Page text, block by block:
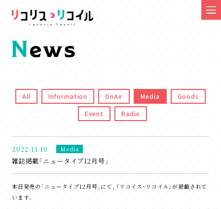
All Information OnAir Media Goods
Event Radio
2022.11.10 Media
雑誌掲載「ニュータイプ12月号」
本日発売の「ニュータイプ12月号」にて、『リコイス・リコイル』が掲載されて
います。